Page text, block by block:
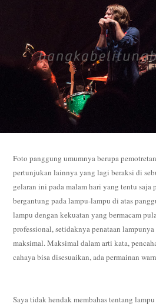
Foto panggung umumnya berupa
pertunjukan lainnya yang lagi beraksi di
gelaran ini pada malam hari yang tentu saja
bergantung pada lampu-lampu di atas
lampu dengan kekuatan yang bermacam
professional, setidaknya penataan lampunya
maksimal. Maksimal dalam arti kata,
cahaya bisa disesuaikan, ada permainan
Saya tidak hendak membahas tentang